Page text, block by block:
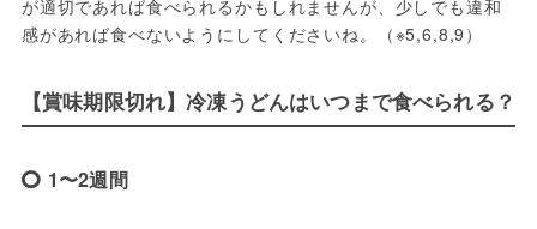
が適切であれば食べられるかもしれませんが、少しでも違和
感があれば食べないようにしてくださいね。（※5,6,8,9）
【賞味期限切れ】冷凍うどんはいつまで食べられる？
1〜2週間